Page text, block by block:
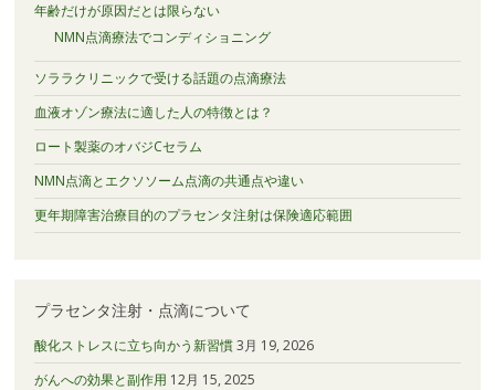
年齢だけが原因だとは限らない
NMN点滴療法でコンディショニング
ソララクリニックで受ける話題の点滴療法
血液オゾン療法に適した人の特徴とは？
ロート製薬のオバジCセラム
NMN点滴とエクソソーム点滴の共通点や違い
更年期障害治療目的のプラセンタ注射は保険適応範囲
プラセンタ注射・点滴について
酸化ストレスに立ち向かう新習慣3月 19, 2026
がんへの効果と副作用 12月 15, 2025